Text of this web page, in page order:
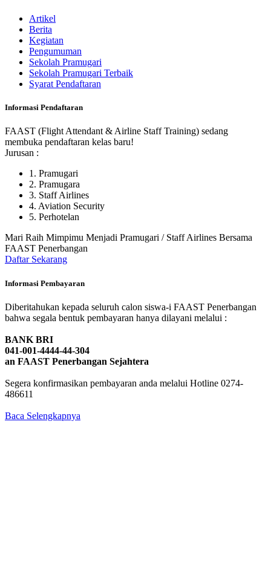
Artikel
Berita
Kegiatan
Pengumuman
Sekolah Pramugari
Sekolah Pramugari Terbaik
Syarat Pendaftaran
Informasi Pendaftaran
FAAST (Flight Attendant & Airline Staff Training) sedang
membuka pendaftaran kelas baru!
Jurusan :
1. Pramugari
2. Pramugara
3. Staff Airlines
4. Aviation Security
5. Perhotelan
Mari Raih Mimpimu Menjadi Pramugari / Staff Airlines Bersama
FAAST Penerbangan
Daftar Sekarang
Informasi Pembayaran
Diberitahukan kepada seluruh calon siswa-i FAAST Penerbangan
bahwa segala bentuk pembayaran hanya dilayani melalui :
BANK BRI
041-001-4444-44-304
an FAAST Penerbangan Sejahtera
Segera konfirmasikan pembayaran anda melalui Hotline 0274-
486611
Baca Selengkapnya